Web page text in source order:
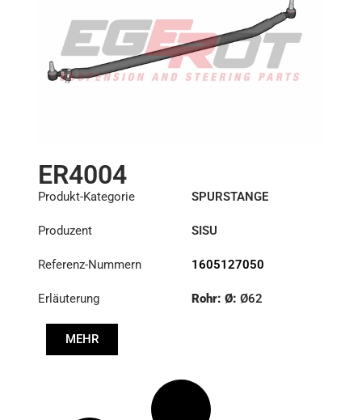
ER4004
Produkt-Kategorie SPURSTANGE
Produzent SISU
Referenz-Nummern 1605127050
Erläuterung Rohr: Ø: Ø62
MEHR